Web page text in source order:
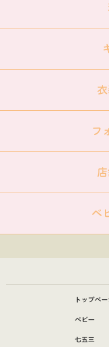
フ
ベ
トップペ
ベビー
七五三